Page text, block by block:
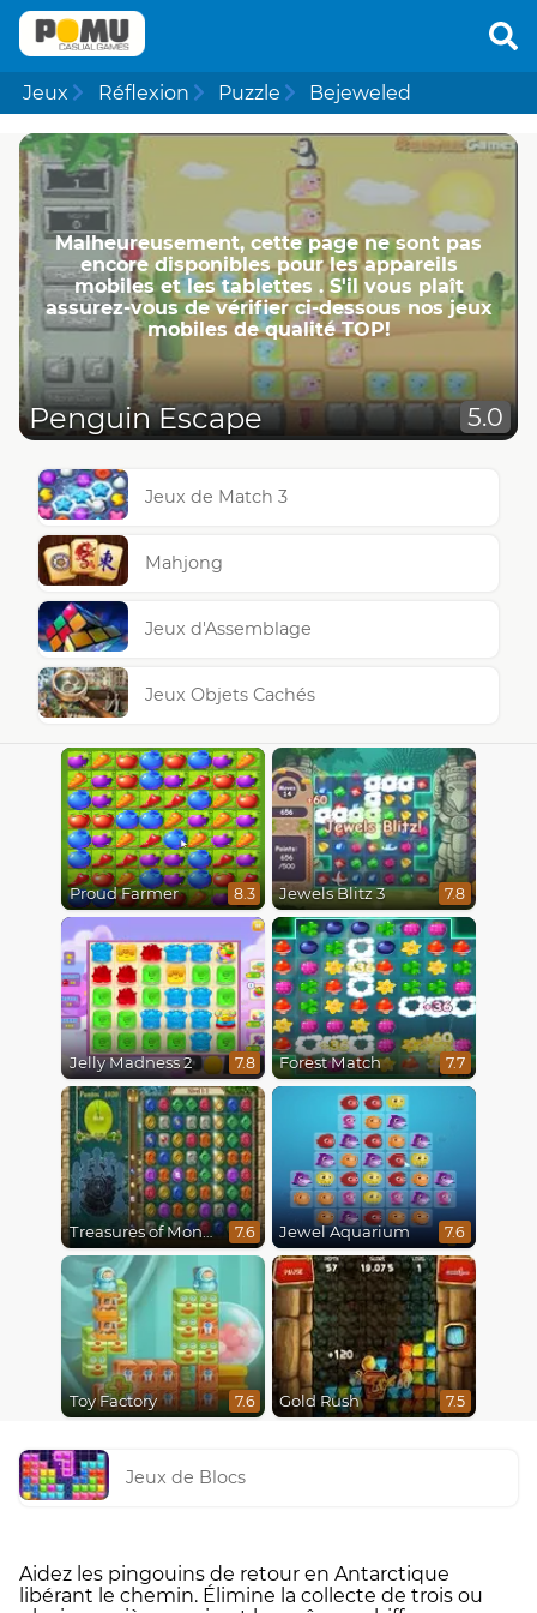
Jeux Réflexion Puzzle Bejeweled
Malheureusement, cette page ne ​​sont pas
encore disponibles pour les appareils
mobiles et les tablettes . S'il vous plaît
assurez-vous de vérifier ci-dessous nos jeux
mobiles de qualité TOP!
Penguin Escape 5.0
Jeux de Match 3
Mahjong
Jeux d'Assemblage
Jeux Objets Cachés
Proud Farmer 8.3 Jewels Blitz 3 7.8
Jelly Madness 2 7.8 Forest Match 7.7
Treasures of Montezuma 7.6 Jewel Aquarium 7.6
Toy Factory 7.6 Gold Rush 7.5
Jeux de Blocs
Aidez les pingouins de retour en Antarctique
libérant le chemin. Élimine la collecte de trois ou